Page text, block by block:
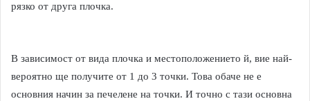
рязко от друга плочка.
В зависимост от вида плочка и местоположението й, вие най-
вероятно ще получите от 1 до 3 точки. Това обаче не е
основния начин за печелене на точки. И точно с тази основна